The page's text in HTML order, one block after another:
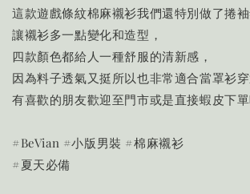
這款遊戲條紋棉麻襯衫我們還特別做了捲袖
讓襯衫多一點變化和造型，
四款顏色都給人一種舒服的清新感，
因為料子透氣又挺所以也非常適合當罩衫穿
有喜歡的朋友歡迎至門市或是直接蝦皮下單
#BeVian #小版男裝 #棉麻襯衫
#夏天必備